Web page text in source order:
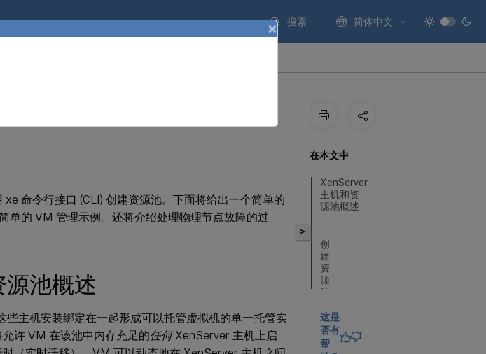
搜索 简体中文
命令行接口 (CLI) 创建资源池。下面将给出一个简单的
单的 VM 管理示例。还将介绍处理物理节点故障的过
池概述
主机安装绑定在一起形成可以托管虚拟机的单一托管实
许 VM 在该池中内存充足的任何XenServer 主机上启
>
在本文中
XenServer
主机和资
源池概述
创
建
资
源
池
要
求
这是
否有
帮
×